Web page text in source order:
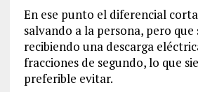
En ese punto el diferencial
salvando a la persona, pero que
recibiendo una descarga
fracciones de segundo, lo que
preferible evitar.